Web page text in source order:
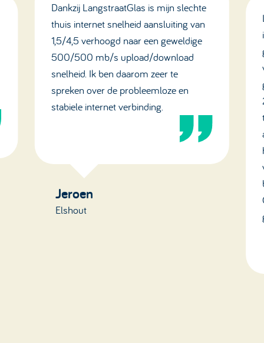
Dankzij LangstraatGlas is mijn slechte
thuis internet snelheid aansluiting van
1,5/4,5 verhoogd naar een geweldige
500/500 mb/s upload/download
snelheid. Ik ben daarom zeer te
spreken over de probleemloze en
stabiele internet verbinding.
Jeroen
Elshout